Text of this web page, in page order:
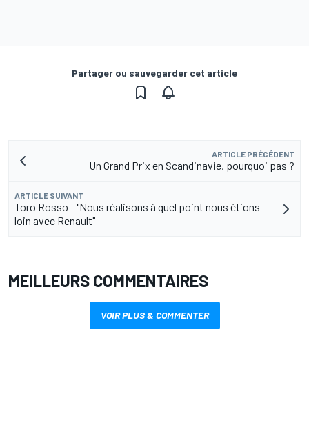
Partager ou sauvegarder cet article
ARTICLE PRÉCÉDENT
Un Grand Prix en Scandinavie, pourquoi pas ?
ARTICLE SUIVANT
Toro Rosso - "Nous réalisons à quel point nous étions
loin avec Renault"
MEILLEURS COMMENTAIRES
VOIR PLUS & COMMENTER